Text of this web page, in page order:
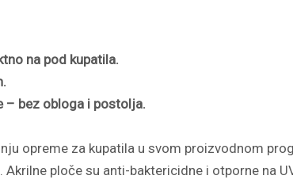
na pod kupatila.
– bez obloga i postolja.
opreme za kupatila u svom proizvodnom
ploče su anti-baktericidne i otporne na